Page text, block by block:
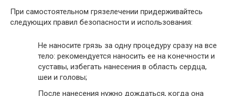
При самостоятельном грязелечении придерживайтесь
следующих правил безопасности и использования:
Не наносите грязь за одну процедуру сразу на все
тело: рекомендуется наносить ее на конечности и
суставы, избегать нанесения в область сердца,
шеи и головы;
После нанесения нужно дождаться, когда она